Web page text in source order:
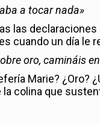
a tocar nada»
las
cuando un día le
oro, camináis
Marie? ¿Oro?
la colina que